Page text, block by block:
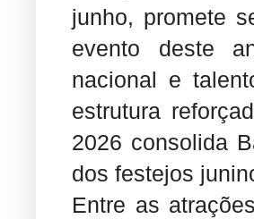
junho, promete
evento deste
nacional e
estrutura
2026 consolida
dos festejos
Entre as